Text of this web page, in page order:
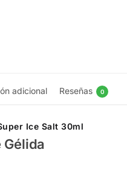
adicional Reseñas 0
Ice Salt 30ml
Gélida